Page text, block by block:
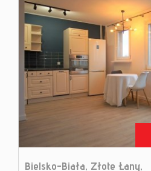
Bielsko-Biała, Złote Łany,